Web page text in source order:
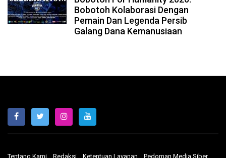
Bobotoh Kolaborasi Dengan
Pemain Dan Legenda Persib
Galang Dana Kemanusiaan
Tentang Kami Redaksi Ketentuan Layanan Pedoman Media Siber